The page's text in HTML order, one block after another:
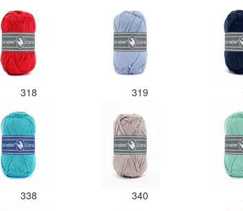
318 319
338 340